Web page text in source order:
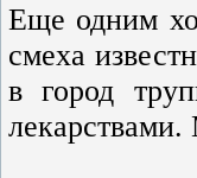
Еще одним
смеха
в город